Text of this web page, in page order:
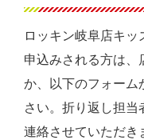
ロッキン岐阜店キ
申込みされる方は、
か、以下のフォーム
さい。折り返し担
連絡させていただき